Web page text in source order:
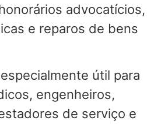
advocatícios,
e reparos de bens
útil para
engenheiros,
de serviço e